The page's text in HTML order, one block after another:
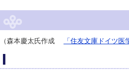
（森本慶太氏作成 「住友文庫ドイツ